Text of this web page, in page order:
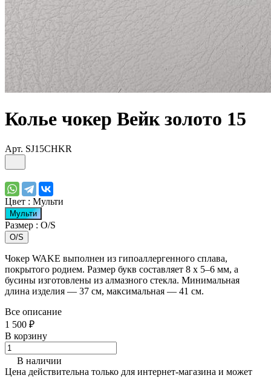
Колье чокер Вейк золото 15
Арт. SJ15CHKR
Цвет : Мульти
Мульти
Размер : O/S
O/S
Чокер WAKE выполнен из гипоаллергенного сплава,
покрытого родием. Размер букв составляет 8 х 5–6 мм, а
бусины изготовлены из алмазного стекла. Минимальная
длина изделия — 37 см, максимальная — 41 см.
Все описание
1 500 ₽
В корзину
В наличии
Цена действительна только для интернет-магазина и может